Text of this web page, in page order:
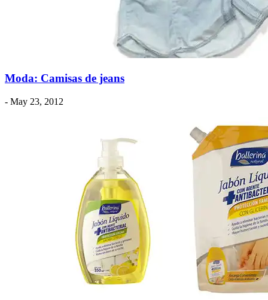
Moda: Camisas de jeans
- May 23, 2012